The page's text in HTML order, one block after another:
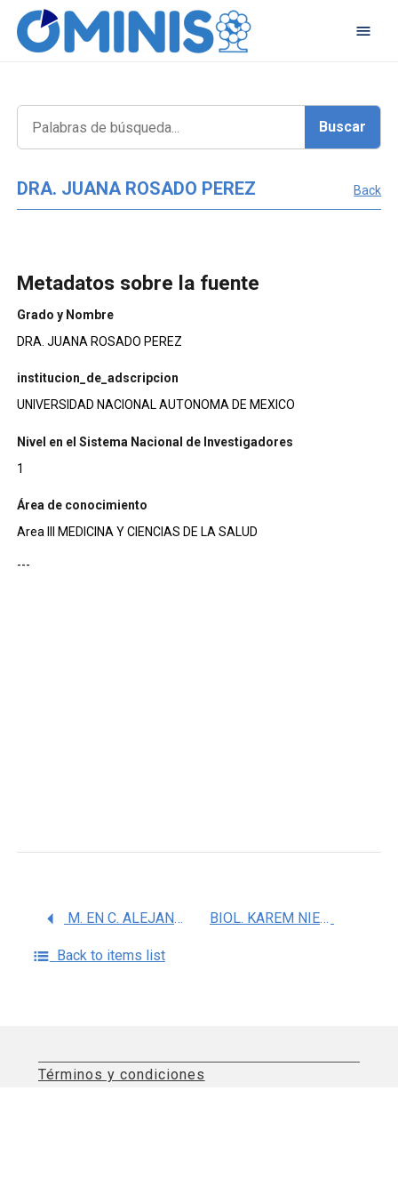
DRA. JUANA ROSADO PEREZ Back
Metadatos sobre la fuente
Grado y Nombre
DRA. JUANA ROSADO PEREZ
institucion_de_adscripcion
UNIVERSIDAD NACIONAL AUTONOMA DE MEXICO
Nivel en el Sistema Nacional de Investigadores
1
Área de conocimiento
Area III MEDICINA Y CIENCIAS DE LA SALUD
---
M. EN C. ALEJANDRA ABIGAIL GONZALEZ VALDEZ BIOL. KAREM NIETO MARTINEZ
Back to items list
Términos y condiciones